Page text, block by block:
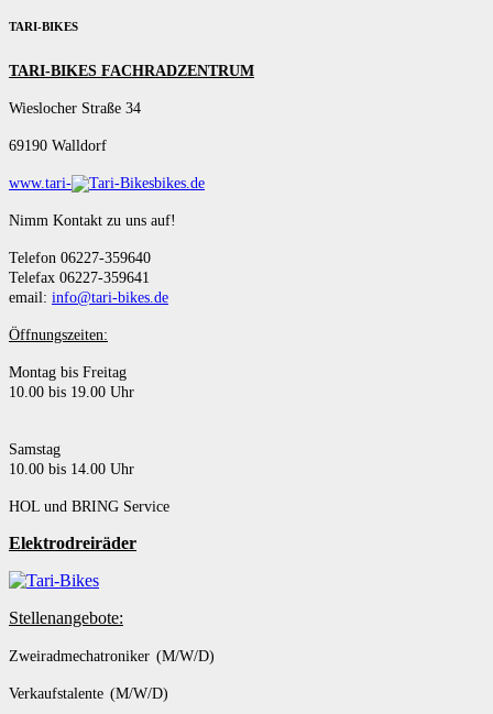
TARI-BIKES
TARI-BIKES FACHRADZENTRUM
Wieslocher Straße 34
69190 Walldorf
www.tari- bikes.de
Nimm Kontakt zu uns auf!
Telefon 06227-359640
Telefax 06227-359641
email: info@tari-bikes.de
Öffnungszeiten:
Montag bis Freitag
10.00 bis 19.00 Uhr
Samstag
10.00 bis 14.00 Uhr
HOL und BRING Service
Elektrodreiräder
Stellenangebote:
Zweiradmechatroniker (M/W/D)
Verkaufstalente (M/W/D)